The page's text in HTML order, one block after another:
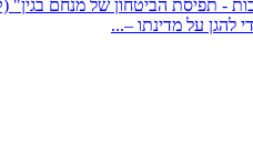
- תפיסת הביטחון של מנחם בגין"
להגן על מדינתו –...